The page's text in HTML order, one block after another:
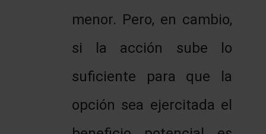
menor. Pero, en cambio,
si la acción sube lo
suficiente para que la
opción sea ejercitada el